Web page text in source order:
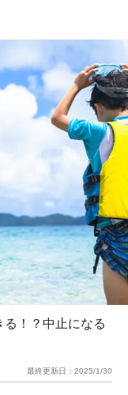
！？中止になる
最終更新日： 2025/1/30